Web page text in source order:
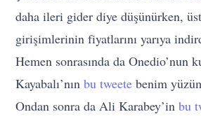
daha ileri gider diye düşünürken,
girişimlerinin fiyatlarını yarıya
Hemen sonrasında da Onedio’nun
Kayabalı’nınbu tweete benim
Ondan sonra da Ali Karabey’inbu